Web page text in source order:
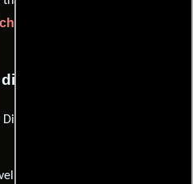
Moon
Media